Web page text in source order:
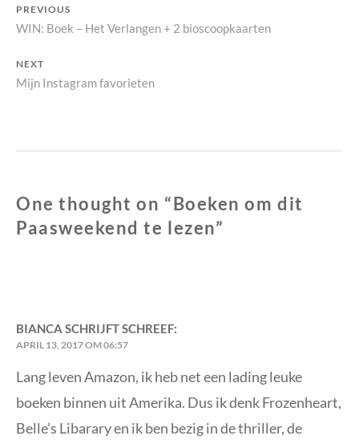
Bericht
navigatie
PREVIOUS
Previous
WIN: Boek – Het Verlangen + 2 bioscoopkaarten
NEXT
Next
Mijn Instagram favorieten
One thought on “Boeken om dit
Paasweekend te lezen”
BIANCA SCHRIJFTSCHREEF:
APRIL 13, 2017 OM 06:57
Lang leven Amazon, ik heb net een lading leuke
boeken binnen uit Amerika. Dus ik denk Frozenheart,
Belle’s Libarary en ik ben bezig in de thriller, de